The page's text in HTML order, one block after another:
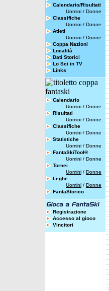
Calendario/Risultati
Uomini / Donne
Classifiche
Uomini / Donne
Atleti
Uomini / Donne
Coppa Nazioni
Località
Dati Storici
Lo Sci in TV
Links
Calendario
Uomini / Donne
Risultati
Uomini / Donne
Classifiche
Uomini / Donne
Statistiche
Uomini / Donne
FantaSkiTool®
Uomini / Donne
Tornei
Uomini / Donne
Leghe
Uomini / Donne
FantaStorico
Registrazione
Accesso al gioco
Vincitori